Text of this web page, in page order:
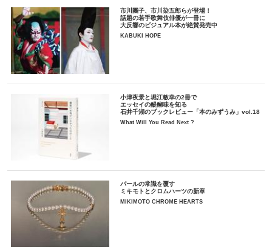
市川團子、市川染五郎らが登場！
話題の若手歌舞伎俳優が一冊に
大反響のビジュアル本が絶賛発売中
KABUKI HOPE
小津夜景と堀江敏幸の2冊で
エッセイの醍醐味を知る
石井千湖のブックレビュー「本のみずうみ」vol.18
What Will You Read Next ?
パールの常識を覆す
ミキモトとクロムハーツの新章
MIKIMOTO CHROME HEARTS